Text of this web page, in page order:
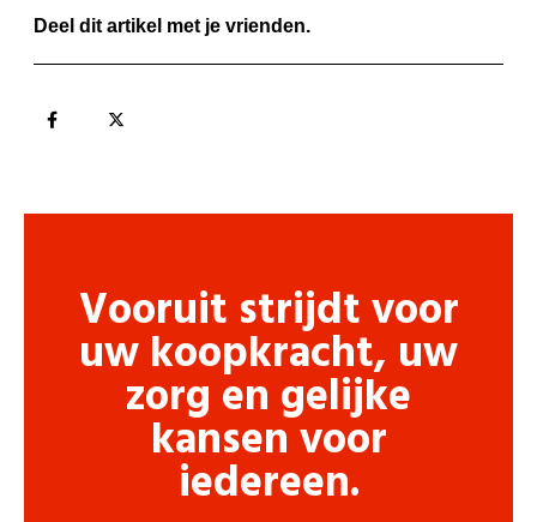
Deel dit artikel met je vrienden.
Vooruit strijdt voor
uw koopkracht, uw
zorg en gelijke
kansen voor
iedereen.